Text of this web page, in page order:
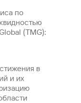
по
(TMG):
в
и их